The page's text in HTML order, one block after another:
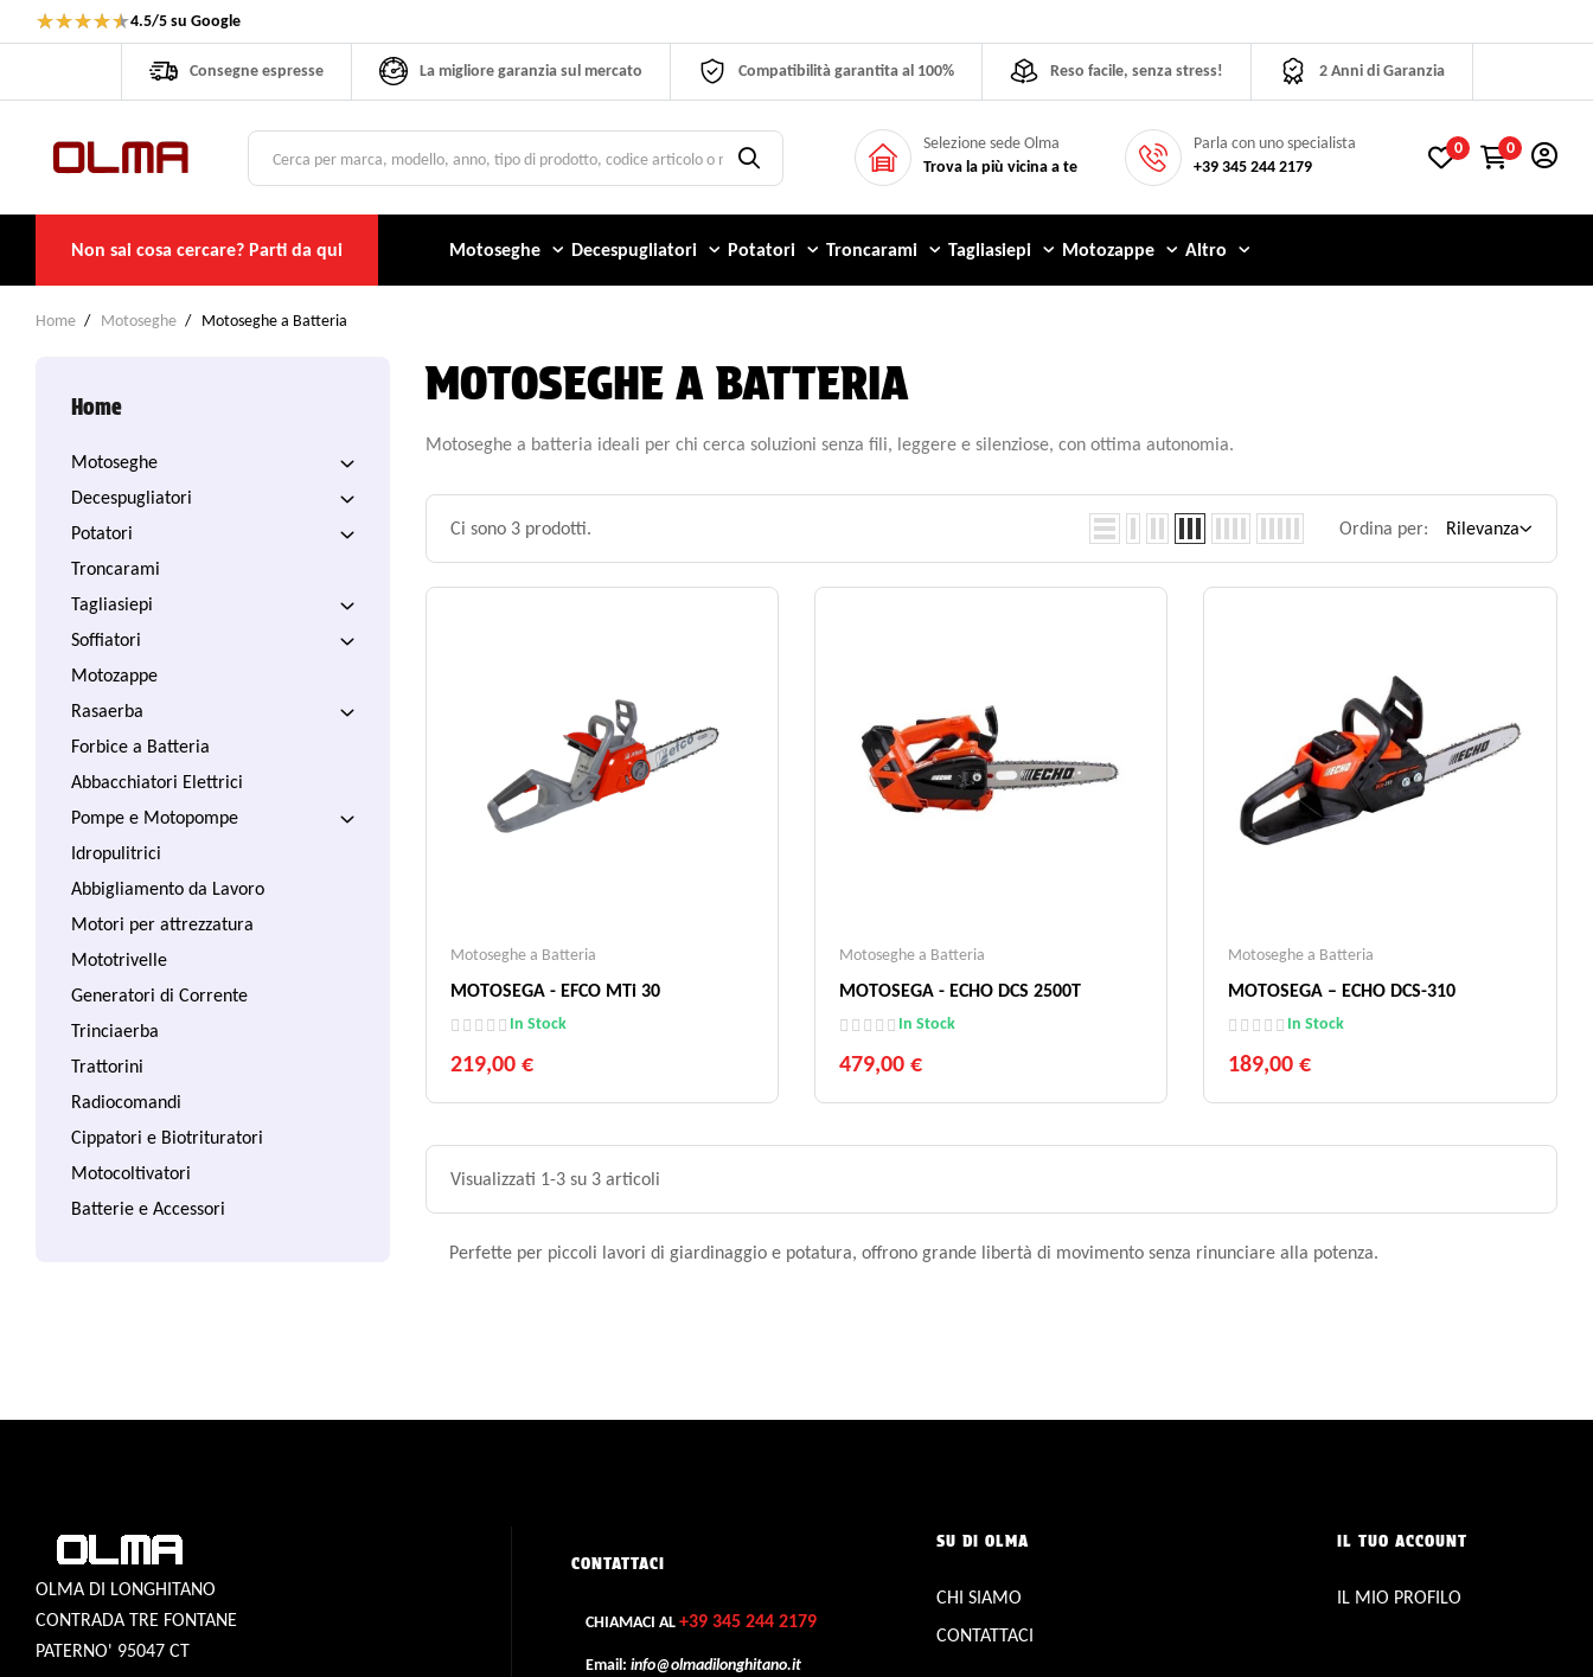
Consegne espresse La migliore garanzia sul mercato Compatibilità garantita al 100% Reso facile, senza stress! 2 Anni di Garanzia
4.5/5 su Google
★★★★★
Selezione sede Olma
Trova la più vicina a te
Parla con uno specialista
+39 345 244 2179
0 0
Non sai cosa cercare? Parti da qui Motoseghe Decespugliatori Potatori Troncarami Tagliasiepi Motozappe Altro
Home Motoseghe Motoseghe a Batteria
Home
Motoseghe
Decespugliatori
Potatori
Troncarami
Tagliasiepi
Soffiatori
Motozappe
Rasaerba
Forbice a Batteria
Abbacchiatori Elettrici
Pompe e Motopompe
Idropulitrici
Abbigliamento da Lavoro
Motori per attrezzatura
Mototrivelle
Generatori di Corrente
Trinciaerba
Trattorini
Radiocomandi
Cippatori e Biotrituratori
Motocoltivatori
Batterie e Accessori
MOTOSEGHE A BATTERIA
Motoseghe a batteria ideali per chi cerca soluzioni senza fili, leggere e silenziose, con ottima autonomia.
Ci sono 3 prodotti. Ordina per: Rilevanza
Motoseghe a Batteria
MOTOSEGA - EFCO MTi 30
In Stock
219,00 €
Motoseghe a Batteria
MOTOSEGA - ECHO DCS 2500T
In Stock
479,00 €
Motoseghe a Batteria
MOTOSEGA – ECHO DCS-310
In Stock
189,00 €
Visualizzati 1-3 su 3 articoli
Perfette per piccoli lavori di giardinaggio e potatura, offrono grande libertà di movimento senza rinunciare alla potenza.
OLMA DI LONGHITANO
CONTRADA TRE FONTANE
PATERNO' 95047 CT
CONTATTACI
CHIAMACI AL+39 345 244 2179
Email: info@olmadilonghitano.it
SU DI OLMA
CHI SIAMO
CONTATTACI
IL TUO ACCOUNT
IL MIO PROFILO